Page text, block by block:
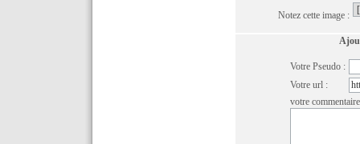
Notez cette image :
Votre Pseudo :
Votre url :
votre